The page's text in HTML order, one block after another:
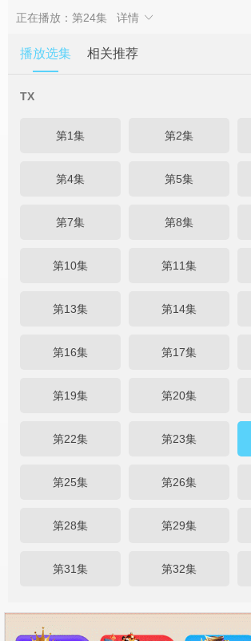
正在播放：第24集 详情
播放选集 相关推荐
TX
第1集 第2集
第4集 第5集
第7集 第8集
第10集 第11集
第13集 第14集
第16集 第17集
第19集 第20集
第22集 第23集
第25集 第26集
第28集 第29集
第31集 第32集